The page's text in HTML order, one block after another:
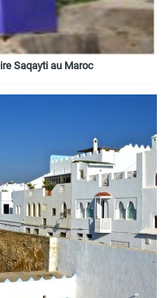
Saqayti au Maroc